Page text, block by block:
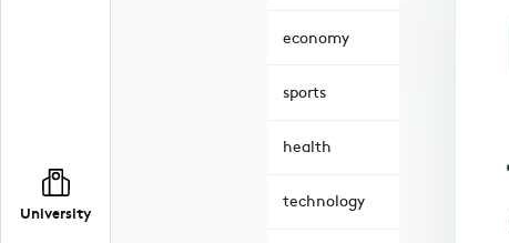
University
economy
sports
health
technology